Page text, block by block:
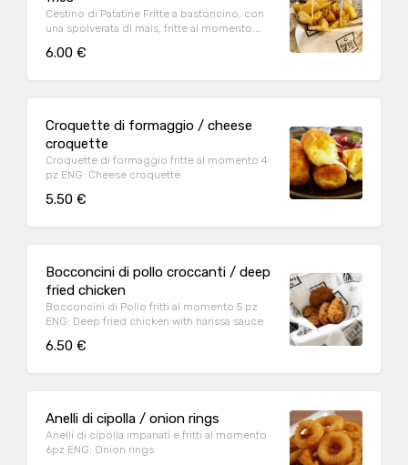
Cestino di Patatine Fritte a bastoncino, con
una spolverata di mais, fritte al momento.
6.00 €
Croquette di formaggio / cheese
croquette
Croquette di formaggio fritte al momento 4
pz ENG: Cheese croquette
5.50 €
Bocconcini di pollo croccanti / deep
fried chicken
Bocconcini di Pollo fritti al momento 5 pz
ENG: Deep fried chicken with harissa sauce
6.50 €
Anelli di cipolla / onion rings
Anelli di cipolla impanati e fritti al momento
6pz ENG: Onion rings